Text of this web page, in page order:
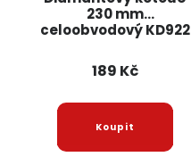
230 mm
celoobvodový KD922
189 Kč